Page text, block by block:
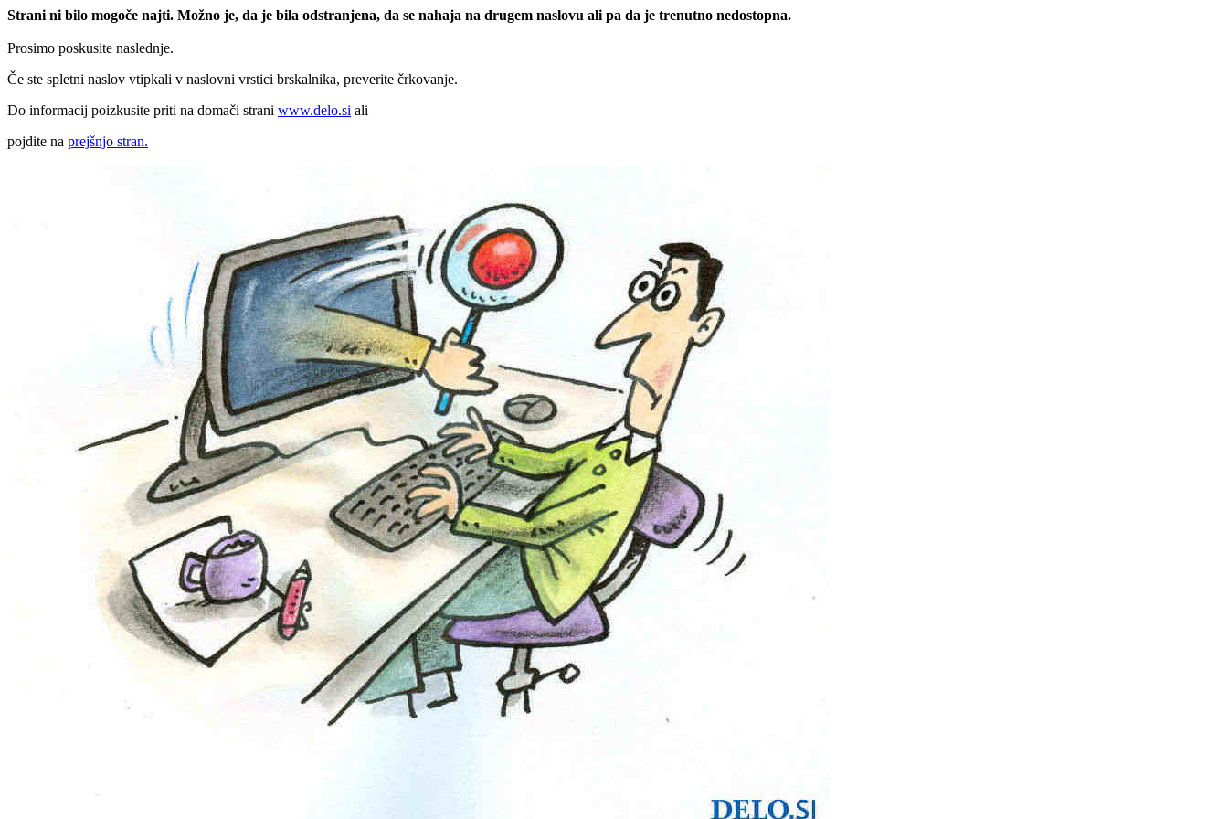
Strani ni bilo mogoče najti. Možno je, da je bila odstranjena, da se nahaja na drugem naslovu ali pa da je trenutno nedostopna.
Prosimo poskusite naslednje.
Če ste spletni naslov vtipkali v naslovni vrstici brskalnika, preverite črkovanje.
Do informacij poizkusite priti na domači strani www.delo.si ali
pojdite na prejšnjo stran.